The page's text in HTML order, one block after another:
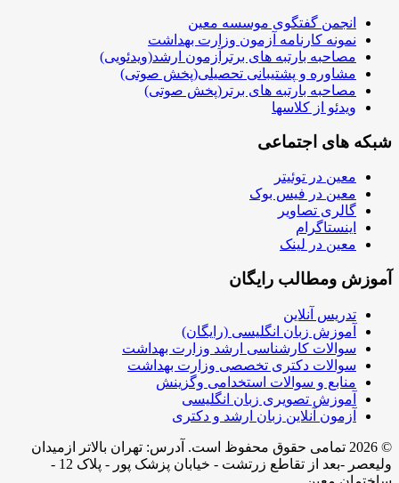
انجمن گفتگوی موسسه معین
نمونه کارنامه آزمون وزارت بهداشت
مصاحبه بارتبه های برترآزمون ارشد(ویدئویی)
مشاوره و پشتیبانی تحصیلی(پخش صوتی)
مصاحبه بارتبه های برتر(پخش صوتی)
ویدئو از کلاسها
شبکه های اجتماعی
معین در توئیتر
معین در فیس بوک
گالری تصاویر
اینستاگرام
معین در لینک
آموزش ومطالب رایگان
تدریس آنلاین
آموزش زبان انگلیسی (رایگان)
سوالات کارشناسی ارشد وزارت بهداشت
سوالات دکتری تخصصی وزارت بهداشت
منابع و سوالات استخدامی وگزینش
آموزش تصویری زبان انگلیسی
آزمون آنلاین زبان ارشد و دکتری
© 2026 تمامی حقوق محفوظ است. آدرس:‌ تهران بالاتر ازمیدان
ولیعصر -بعد از تقاطع زرتشت - خیابان پزشک پور - پلاک 12 -